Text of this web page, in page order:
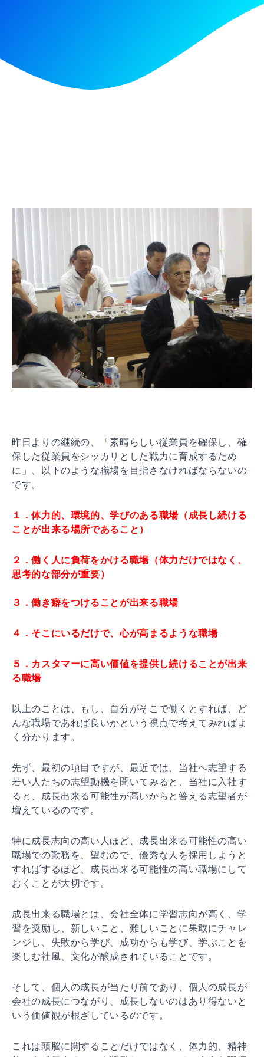
昨日よりの継続の、「素晴らしい従業員を確保し、確
保した従業員をシッカリとした戦力に育成するため
に」、以下のような職場を目指さなければならないの
です。
１．体力的、環境的、学びのある職場（成長し続ける
ことが出来る場所であること）
２．働く人に負荷をかける職場（体力だけではなく、
思考的な部分が重要）
３．働き癖をつけることが出来る職場
４．そこにいるだけで、心が高まるような職場
５．カスタマーに高い価値を提供し続けることが出来
る職場
以上のことは、もし、自分がそこで働くとすれば、ど
んな職場であれば良いかという視点で考えてみればよ
く分かります。
先ず、最初の項目ですが、最近では、当社へ志望する
若い人たちの志望動機を聞いてみると、当社に入社す
ると、成長出来る可能性が高いからと答える志望者が
増えているのです。
特に成長志向の高い人ほど、成長出来る可能性の高い
職場での勤務を、望むので、優秀な人を採用しようと
すればするほど、成長出来る可能性の高い職場にして
おくことが大切です。
成長出来る職場とは、会社全体に学習志向が高く、学
習を奨励し、新しいこと、難しいことに果敢にチャレ
ンジし、失敗から学び、成功からも学び、学ぶことを
楽しむ社風、文化が醸成されていることです。
そして、個人の成長が当たり前であり、個人の成長が
会社の成長につながり、成長しないのはあり得ないと
いう価値観が根ざしているのです。
これは頭脳に関することだけではなく、体力的、精神